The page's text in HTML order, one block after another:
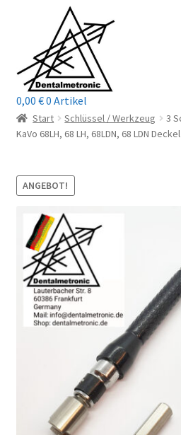
Navigation
springen
springen
Home
Mein Konto / Login
Kontakt
Reparaturservice
Wichtige Infos
Stellenangebote
0,00 €0 Artikel
Start Schlüssel / Werkzeug
3
KaVo 68LH, 68 LH, 68LDN, 68 LDN
ANGEBOT!